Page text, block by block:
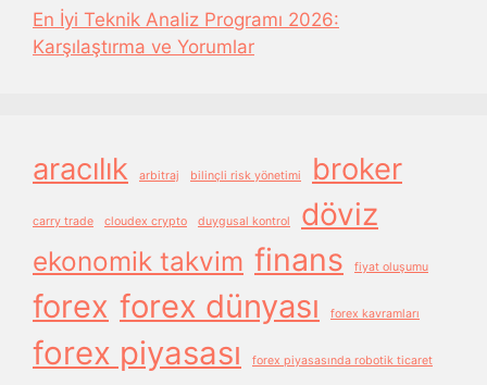
En İyi Teknik Analiz Programı 2026:
Karşılaştırma ve Yorumlar
aracılık arbitraj bilinçli risk yönetimi broker
carry trade cloudex crypto duygusal kontrol döviz
ekonomik takvim finans fiyat oluşumu
forex forex dünyası forex kavramları
forex piyasası forex piyasasında robotik ticaret